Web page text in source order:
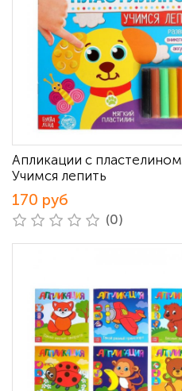
Апликации с пластелином
Учимся лепить
170 руб
(0)